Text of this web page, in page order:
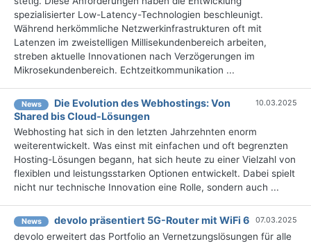
spezialisierter Low-Latency-Technologien beschleunigt.
Während herkömmliche Netzwerkinfrastrukturen oft mit
Latenzen im zweistelligen Millisekundenbereich arbeiten,
streben aktuelle Innovationen nach Verzögerungen im
Mikrosekundenbereich. Echtzeitkommunikation ...
News
Die Evolution des Webhostings: Von
Shared bis Cloud-Lösungen
10.03.2025
Webhosting hat sich in den letzten Jahrzehnten enorm
weiterentwickelt. Was einst mit einfachen und oft begrenzten
Hosting-Lösungen begann, hat sich heute zu einer Vielzahl von
flexiblen und leistungsstarken Optionen entwickelt. Dabei spielt
nicht nur technische Innovation eine Rolle, sondern auch ...
News devolo präsentiert 5G-Router mit WiFi 6 07.03.2025
devolo erweitert das Portfolio an Vernetzungslösungen für alle